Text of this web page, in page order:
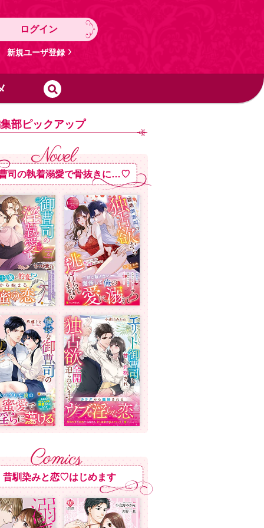
ログイン
新規ユーザ登録
部ピックアップ
司の執着溺愛で骨抜きに…♡
昔馴染みと恋♡はじめます